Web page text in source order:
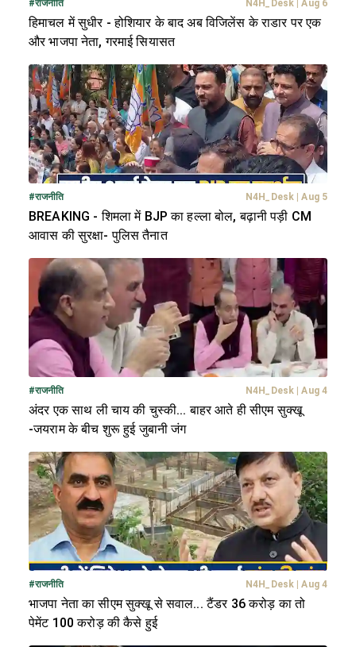
#राजनीति N4H_Desk Aug 6
हिमाचल में सुधीर - होशियार के बाद अब विजिलेंस के राडार पर एक
और भाजपा नेता, गरमाई सियासत
#राजनीति N4H_Desk | Aug 5
BREAKING - शिमला में BJP का हल्ला बोल, बढ़ानी पड़ी CM
आवास की सुरक्षा- पुलिस तैनात
#राजनीति N4H_Desk | Aug 4
अंदर एक साथ ली चाय की चुस्की... बाहर आते ही सीएम सुक्खू
-जयराम के बीच शुरू हुई जुबानी जंग
#राजनीति N4H_Desk | Aug 4
भाजपा नेता का सीएम सुक्खू से सवाल... टैंडर 36 करोड़ का तो
पेमेंट 100 करोड़ की कैसे हुई